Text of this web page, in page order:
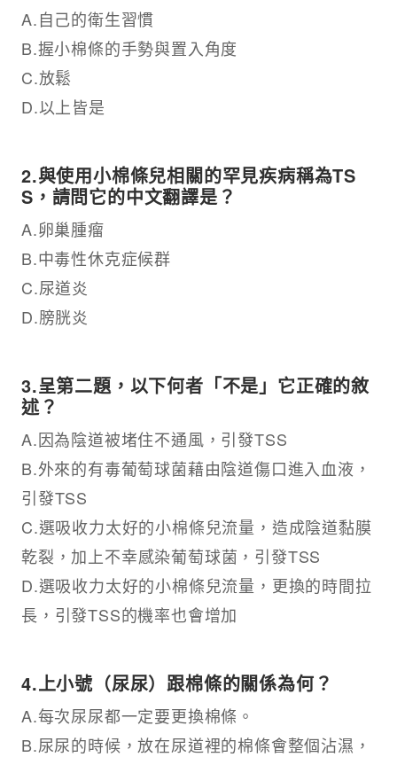
A.自己的衛生習慣
B.握小棉條的手勢與置入角度
C.放鬆
D.以上皆是
2.與使用小棉條兒相關的罕見疾病稱為TS
S，請問它的中文翻譯是？
A.卵巢腫瘤
B.中毒性休克症候群
C.尿道炎
D.膀胱炎
3.呈第二題，以下何者「不是」它正確的敘
述？
A.因為陰道被堵住不通風，引發TSS
B.外來的有毒葡萄球菌藉由陰道傷口進入血液，
引發TSS
C.選吸收力太好的小棉條兒流量，造成陰道黏膜
乾裂，加上不幸感染葡萄球菌，引發TSS
D.選吸收力太好的小棉條兒流量，更換的時間拉
長，引發TSS的機率也會增加
4.上小號（尿尿）跟棉條的關係為何？
A.每次尿尿都一定要更換棉條。
B.尿尿的時候，放在尿道裡的棉條會整個沾濕，